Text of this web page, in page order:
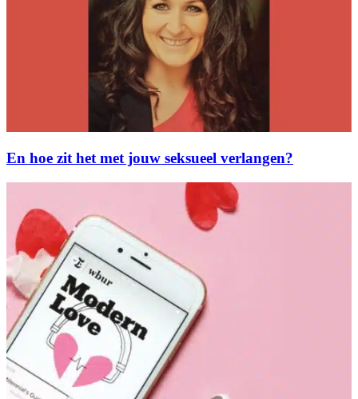
En hoe zit het met jouw seksueel verlangen?